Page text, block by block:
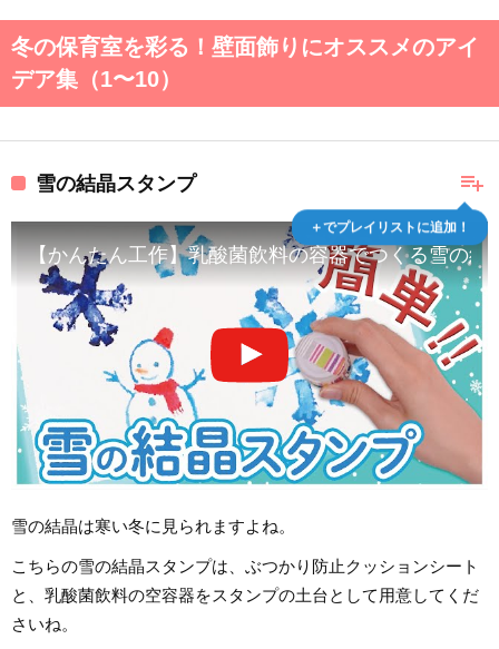
冬の保育室を彩る！壁面飾りにオススメのアイ
デア集（1〜10）
playlist_add
＋でプレイリストに追加！
雪の結晶スタンプ
【かんたん工作】乳酸菌飲料の容器でつくる雪の
雪の結晶は寒い冬に見られますよね。
こちらの雪の結晶スタンプは、ぶつかり防止クッションシート
と、乳酸菌飲料の空容器をスタンプの土台として用意してくだ
さいね。